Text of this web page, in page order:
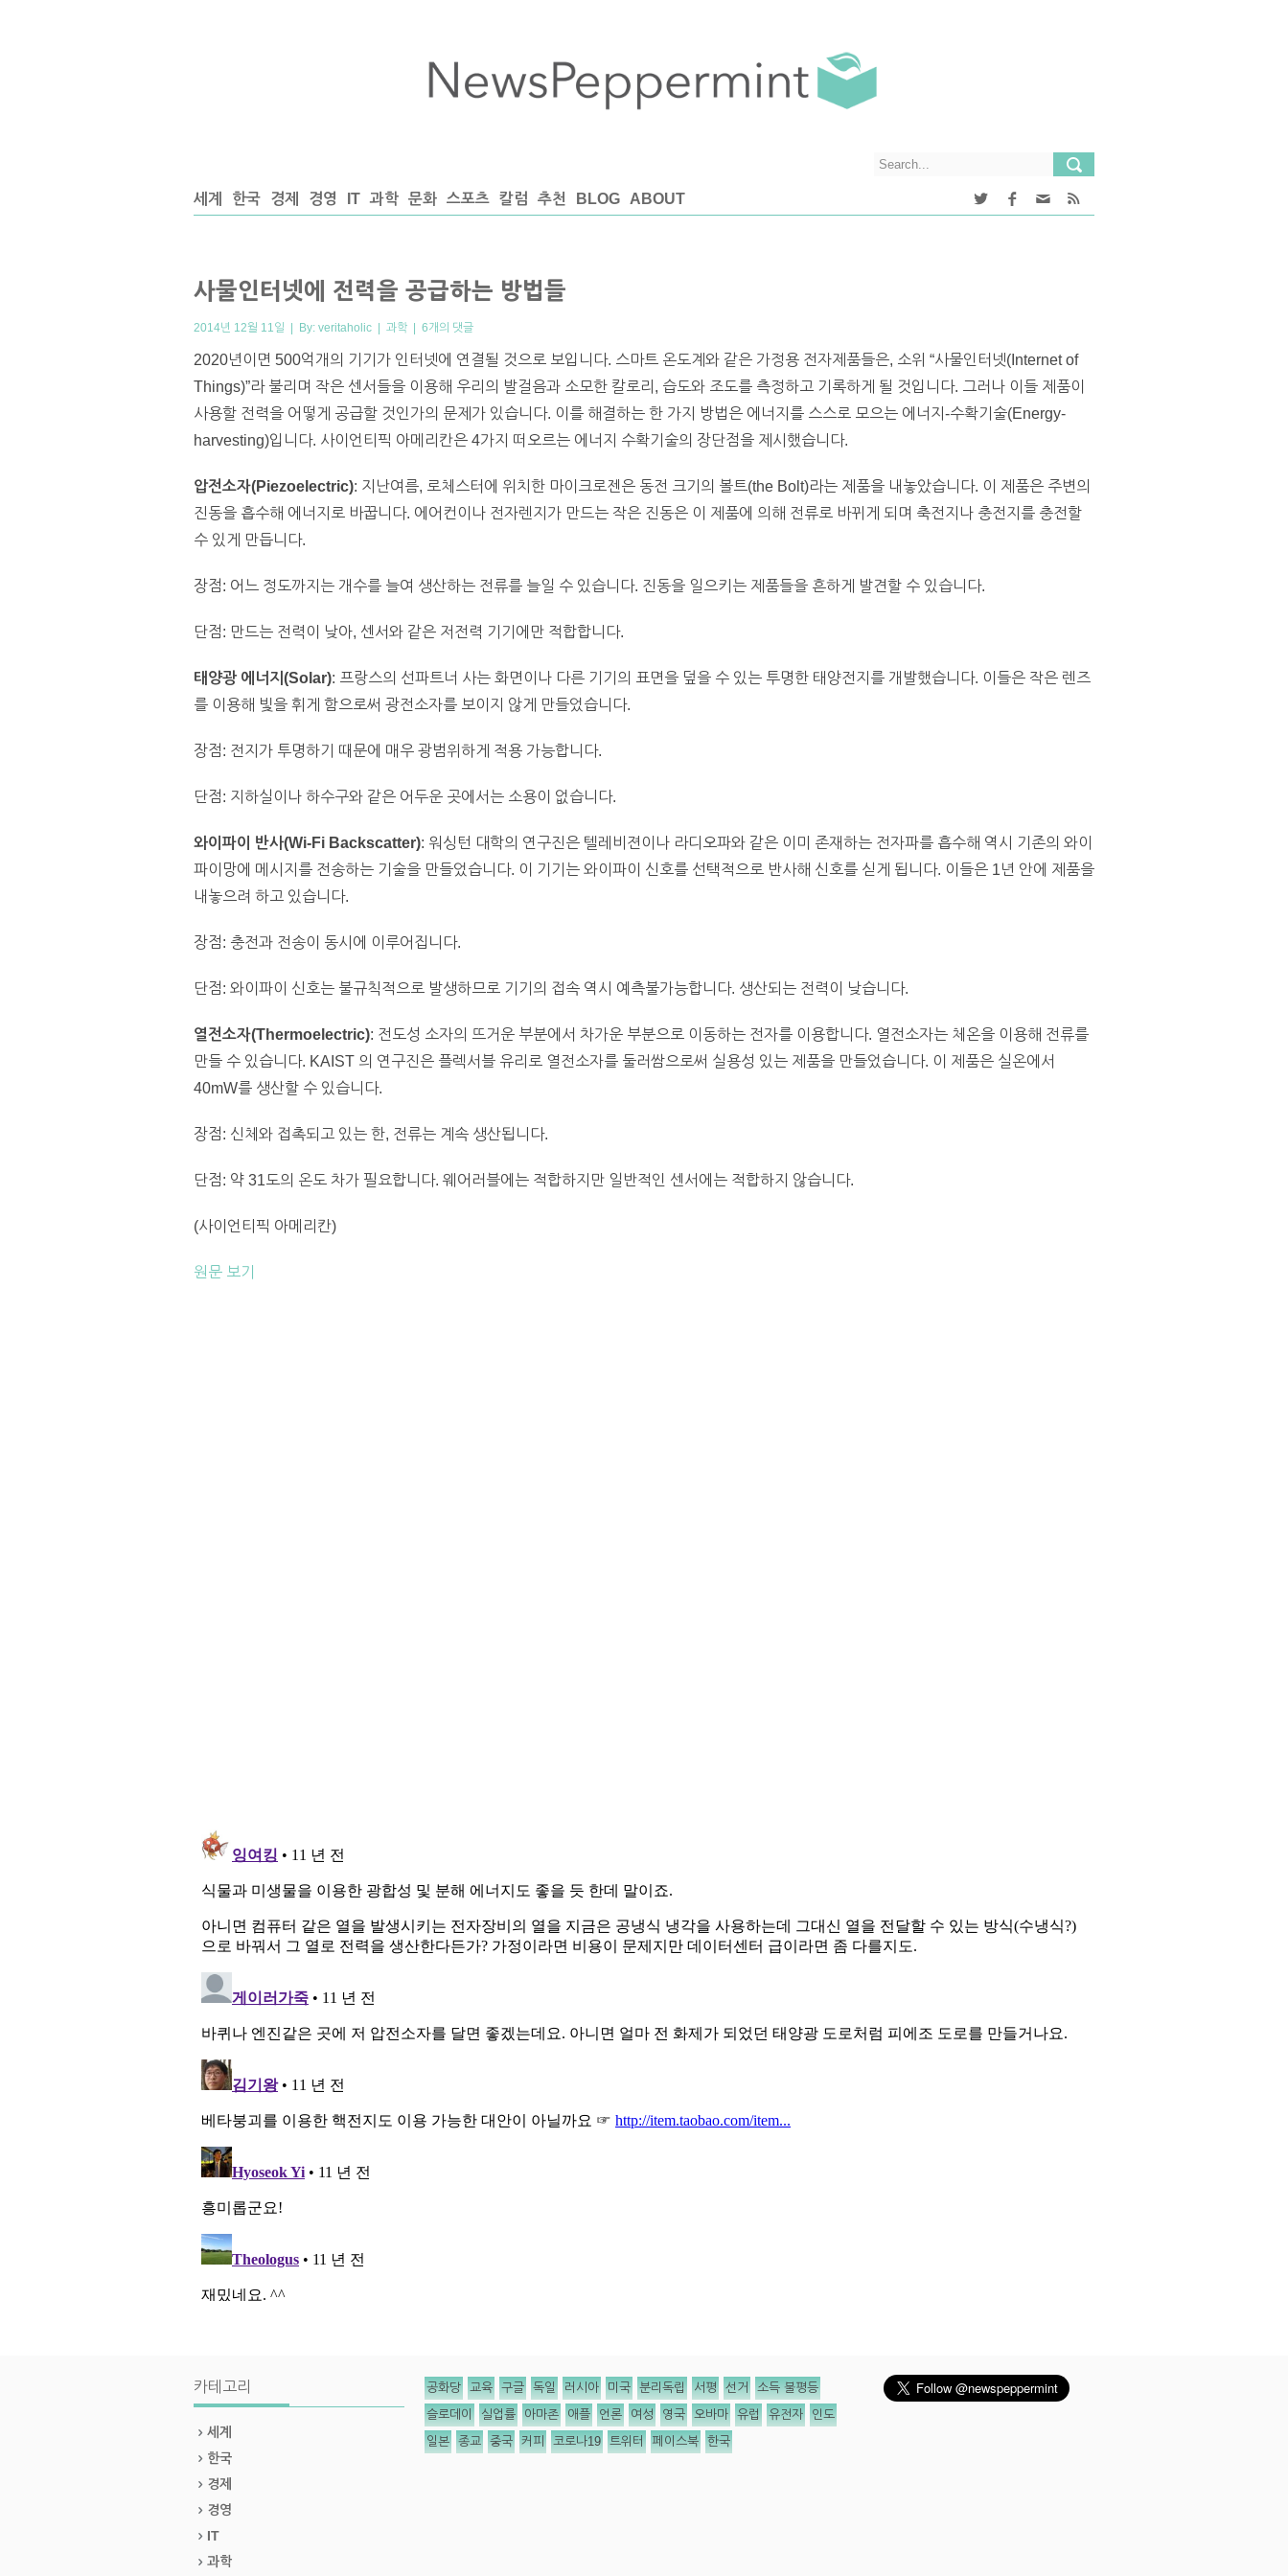
세계 한국 경제 경영 IT 과학 문화 스포츠 칼럼 추천 BLOG ABOUT
사물인터넷에 전력을 공급하는 방법들
2014년 12월 11일 | By: veritaholic | 과학 | 6개의 댓글
2020년이면 500억개의 기기가 인터넷에 연결될 것으로 보입니다. 스마트 온도계와 같은 가정용 전자제품들은, 소위 “사물인터넷(Internet of
Things)”라 불리며 작은 센서들을 이용해 우리의 발걸음과 소모한 칼로리, 습도와 조도를 측정하고 기록하게 될 것입니다. 그러나 이들 제품이
사용할 전력을 어떻게 공급할 것인가의 문제가 있습니다. 이를 해결하는 한 가지 방법은 에너지를 스스로 모으는 에너지-수확기술(Energy-
harvesting)입니다. 사이언티픽 아메리칸은 4가지 떠오르는 에너지 수확기술의 장단점을 제시했습니다.
압전소자(Piezoelectric): 지난여름, 로체스터에 위치한 마이크로젠은 동전 크기의 볼트(the Bolt)라는 제품을 내놓았습니다. 이 제품은 주변의
진동을 흡수해 에너지로 바꿉니다. 에어컨이나 전자렌지가 만드는 작은 진동은 이 제품에 의해 전류로 바뀌게 되며 축전지나 충전지를 충전할
수 있게 만듭니다.
장점: 어느 정도까지는 개수를 늘여 생산하는 전류를 늘일 수 있습니다. 진동을 일으키는 제품들을 흔하게 발견할 수 있습니다.
단점: 만드는 전력이 낮아, 센서와 같은 저전력 기기에만 적합합니다.
태양광 에너지(Solar): 프랑스의 선파트너 사는 화면이나 다른 기기의 표면을 덮을 수 있는 투명한 태양전지를 개발했습니다. 이들은 작은 렌즈
를 이용해 빛을 휘게 함으로써 광전소자를 보이지 않게 만들었습니다.
장점: 전지가 투명하기 때문에 매우 광범위하게 적용 가능합니다.
단점: 지하실이나 하수구와 같은 어두운 곳에서는 소용이 없습니다.
와이파이 반사(Wi-Fi Backscatter): 워싱턴 대학의 연구진은 텔레비젼이나 라디오파와 같은 이미 존재하는 전자파를 흡수해 역시 기존의 와이
파이망에 메시지를 전송하는 기술을 만들었습니다. 이 기기는 와이파이 신호를 선택적으로 반사해 신호를 싣게 됩니다. 이들은 1년 안에 제품을
내놓으려 하고 있습니다.
장점: 충전과 전송이 동시에 이루어집니다.
단점: 와이파이 신호는 불규칙적으로 발생하므로 기기의 접속 역시 예측불가능합니다. 생산되는 전력이 낮습니다.
열전소자(Thermoelectric): 전도성 소자의 뜨거운 부분에서 차가운 부분으로 이동하는 전자를 이용합니다. 열전소자는 체온을 이용해 전류를
만들 수 있습니다. KAIST 의 연구진은 플렉서블 유리로 열전소자를 둘러쌈으로써 실용성 있는 제품을 만들었습니다. 이 제품은 실온에서
40mW를 생산할 수 있습니다.
장점: 신체와 접촉되고 있는 한, 전류는 계속 생산됩니다.
단점: 약 31도의 온도 차가 필요합니다. 웨어러블에는 적합하지만 일반적인 센서에는 적합하지 않습니다.
(사이언티픽 아메리칸)
원문 보기
카테고리
세계
한국
경제
경영
IT
과학
공화당 교육 구글 독일 러시아 미국 분리독립 서평 선거 소득 불평등
슬로데이 실업률 아마존 애플 언론 여성 영국 오바마 유럽 유전자 인도
일본 종교 중국 커피 코로나19 트위터 페이스북 한국